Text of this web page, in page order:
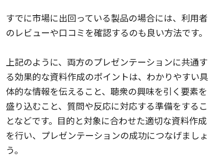
すでに市場に出回っている製品の場合には、利用者
のレビューや口コミを確認するのも良い方法です。
上記のように、両方のプレゼンテーションに共通す
る効果的な資料作成のポイントは、わかりやすい具
体的な情報を伝えること、聴衆の興味を引く要素を
盛り込むこと、質問や反応に対応する準備をするこ
となどです。目的と対象に合わせた適切な資料作成
を行い、プレゼンテーションの成功につなげましょ
う。